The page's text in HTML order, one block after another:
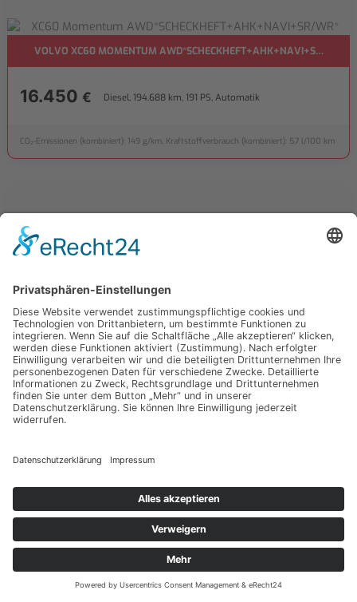
VOLVO XC60 MOMENTUM AWD*SCHECKHEFT+AHK+NAVI+SR/WR*
16.450 € Diesel, 194.688 km, 191 PS, Automatik
CO₂-Emissionen (kombiniert): 149 g/km, Kraftstoffverbrauch (kombiniert): 5,7 l/100 km
16.400€ Benzin, 121.486 km, 177 PS, Automatik
CO₂-Emissionen (kombiniert): 175 g/km, Kraftstoffverbrauch (kombiniert): 7,5 l/100 km